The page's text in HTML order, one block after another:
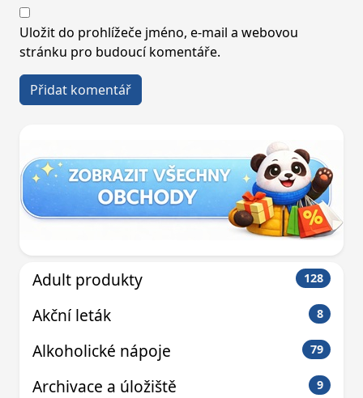
Uložit do prohlížeče jméno, e-mail a webovou
stránku pro budoucí komentáře.
Adult produkty 128
Akční leták 8
Alkoholické nápoje 79
Archivace a úložiště 9